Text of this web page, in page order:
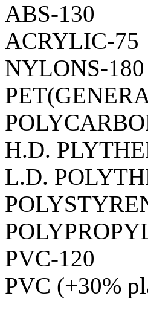
ABS-130
ACRYLIC-75
NYLONS-180
H.D.
L.D.
PVC-120
PVC (+30%